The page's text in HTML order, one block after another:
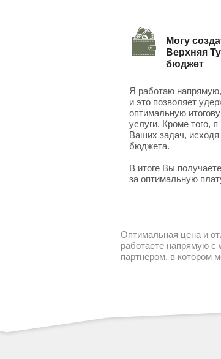
Могу
Верхняя
бюджет
Я работаю
и это позволяет
оптимальную
услуги. Кроме того,
Ваших задач,
бюджета.
В итоге Вы
за оптимальную
Оптимальная цена и
работаете напрямую с
партнером, в котором